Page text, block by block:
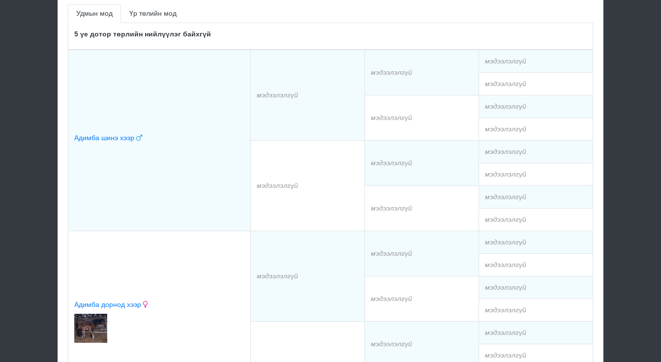
Удмын мод Үр төлийн мод
5 үе дотор төрлийн нийлүүлэг байхгүй
Адимба шинэ хээр
мэдээлэлгүй
мэдээлэлгүй
мэдээлэлгүй
мэдээлэлгүй
мэдээлэлгүй
мэдээлэлгүй
мэдээлэлгүй
мэдээлэлгүй
мэдээлэлгүй
мэдээлэлгүй
мэдээлэлгүй
мэдээлэлгүй
мэдээлэлгүй
мэдээлэлгүй
Адимба дорнод хээр
мэдээлэлгүй
мэдээлэлгүй
мэдээлэлгүй
мэдээлэлгүй
мэдээлэлгүй
мэдээлэлгүй
мэдээлэлгүй
мэдээлэлгүй
мэдээлэлгүй
мэдээлэлгүй